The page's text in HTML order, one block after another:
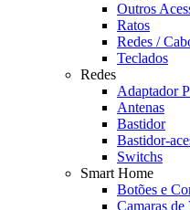
Outros
Ratos
Redes /
Teclados
Redes
Adaptador
Antenas
Bastidor
Bastidor-
Switchs
Smart Home
Botões e
Camaras